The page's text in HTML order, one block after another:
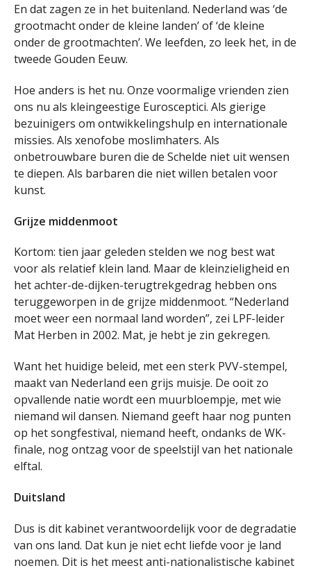
En dat zagen ze in het buitenland. Nederland was ‘de
grootmacht onder de kleine landen’ of ‘de kleine
onder de grootmachten’. We leefden, zo leek het, in de
tweede Gouden Eeuw.
Hoe anders is het nu. Onze voormalige vrienden zien
ons nu als kleingeestige Eurosceptici. Als gierige
bezuinigers om ontwikkelingshulp en internationale
missies. Als xenofobe moslimhaters. Als
onbetrouwbare buren die de Schelde niet uit wensen
te diepen. Als barbaren die niet willen betalen voor
kunst.
Grijze middenmoot
Kortom: tien jaar geleden stelden we nog best wat
voor als relatief klein land. Maar de kleinzieligheid en
het achter-de-dijken-terugtrekgedrag hebben ons
teruggeworpen in de grijze middenmoot. “Nederland
moet weer een normaal land worden”, zei LPF-leider
Mat Herben in 2002. Mat, je hebt je zin gekregen.
Want het huidige beleid, met een sterk PVV-stempel,
maakt van Nederland een grijs muisje. De ooit zo
opvallende natie wordt een muurbloempje, met wie
niemand wil dansen. Niemand geeft haar nog punten
op het songfestival, niemand heeft, ondanks de WK-
finale, nog ontzag voor de speelstijl van het nationale
elftal.
Duitsland
Dus is dit kabinet verantwoordelijk voor de degradatie
van ons land. Dat kun je niet echt liefde voor je land
noemen. Dit is het meest anti-nationalistische kabinet